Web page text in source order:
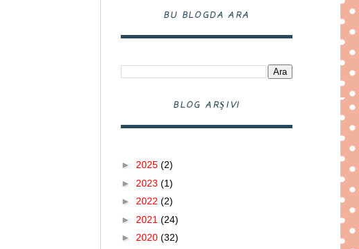
BU BLOGDA ARA
BLOG ARŞIVI
► 2025 (2)
► 2023 (1)
► 2022 (2)
► 2021 (24)
► 2020 (32)